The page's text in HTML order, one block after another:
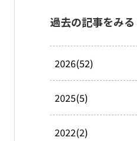
過去の記事をみる
2026(52)
2025(5)
2022(2)